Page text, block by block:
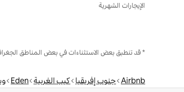
الإيجارات الشهرية
* قد تنطبق بعض الاستثناءات في بعض المناطق
Airbnb جنوب إفريقيا كيب الغربية Eden